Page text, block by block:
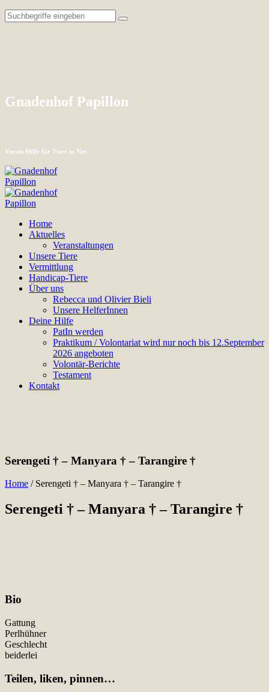
Gnadenhof Papillon
Verein Hilfe für Tiere in Not
Home
Aktuelles
Veranstaltungen
Unsere Tiere
Vermittlung
Handicap-Tiere
Über uns
Rebecca und Olivier Bieli
Unsere HelferInnen
Deine Hilfe
PatIn werden
Praktikum / Volontariat wird nur noch bis 12.September
2026 angeboten
Volontär-Berichte
Testament
Kontakt
Serengeti † – Manyara † – Tarangire †
Home / Serengeti † – Manyara † – Tarangire †
Serengeti † – Manyara † – Tarangire †
Bio
Gattung
Perlhühner
Geschlecht
beiderlei
Teilen, liken, pinnen…